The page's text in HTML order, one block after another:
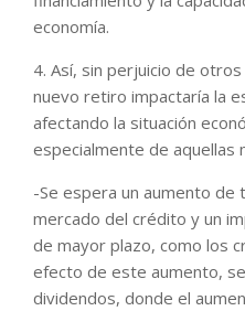
economía.
4. Así, sin perjuicio de
nuevo retiro impactaría la
afectando la situación
especialmente de aquellas
-Se espera un aumento de
mercado del crédito y un
de mayor plazo, como los
efecto de este aumento,
dividendos, donde el